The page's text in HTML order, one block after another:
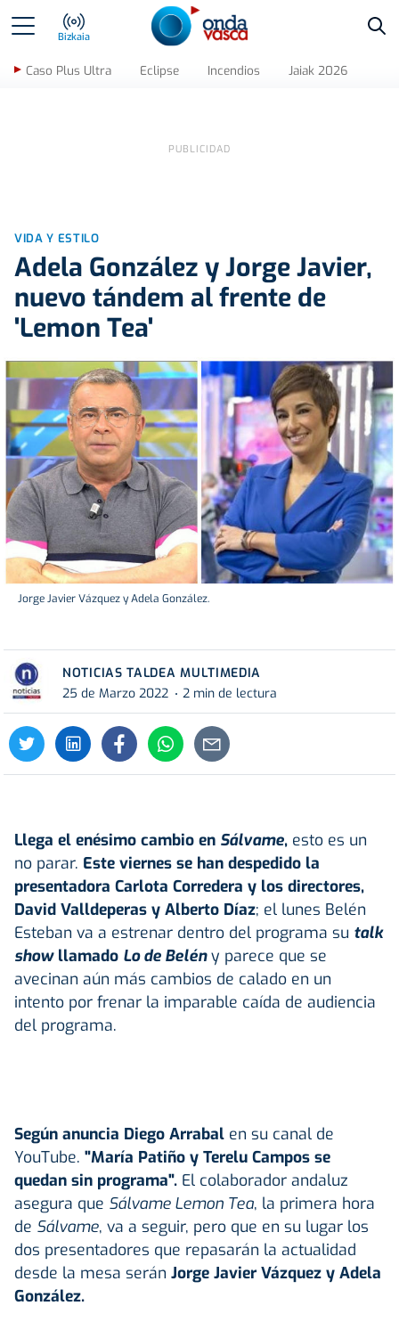
Bizkaia
Caso Plus Ultra Eclipse Incendios Jaiak 2026
VIDA Y ESTILO
Adela González y Jorge Javier,
nuevo tándem al frente de
'Lemon Tea'
Jorge Javier Vázquez y Adela González.
NOTICIAS TALDEA MULTIMEDIA
25 de Marzo 2022
2 min de lectura
Llega el enésimo cambio en Sálvame, esto es un
no parar. Este viernes se han despedido la
presentadora Carlota Corredera y los directores,
David Valldeperas y Alberto Díaz; el lunes Belén
Esteban va a estrenar dentro del programa su talk
showllamado Lo de Belén y parece que se
avecinan aún más cambios de calado en un
intento por frenar la imparable caída de audiencia
del programa.
Según anuncia Diego Arrabal en su canal de
YouTube. "María Patiño y Terelu Campos se
quedan sin programa". El colaborador andaluz
asegura que Sálvame Lemon Tea, la primera hora
de Sálvame, va a seguir, pero que en su lugar los
dos presentadores que repasarán la actualidad
desde la mesa serán Jorge Javier Vázquez y Adela
González.